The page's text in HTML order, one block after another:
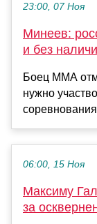
23:00, 07 Ноя
Минеев:
и без
Боец ММА
нужно
06:00, 15 Ноя
Максиму
за